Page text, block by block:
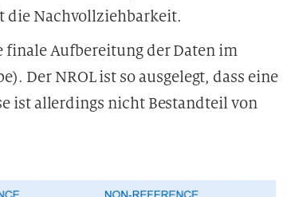
die Nachvollziehbarkeit.
finale Aufbereitung der Daten im
Der NROL ist so ausgelegt, dass eine
ist allerdings nicht Bestandteil von